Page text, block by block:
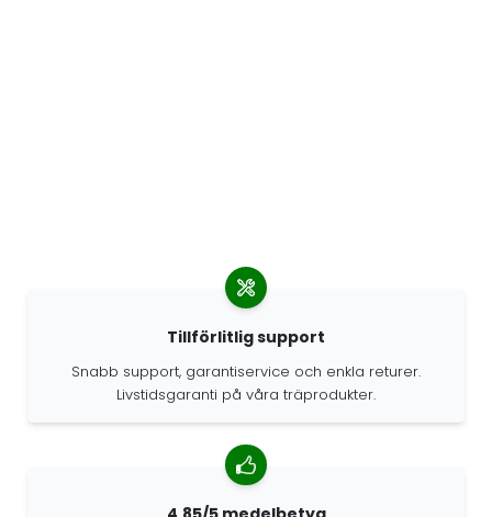
Tillförlitlig support
Snabb support, garantiservice och enkla returer.
Livstidsgaranti på våra träprodukter.